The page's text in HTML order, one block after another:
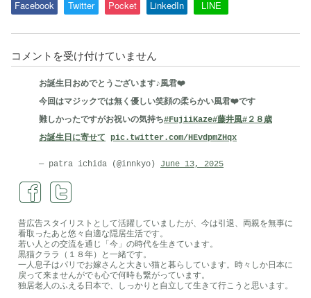
Facebook Twitter Pocket LinkedIn LINE
リ
は
３
人
で
運
動・・・
は
コメントを受け付けていません
お誕生日おめでとうございます♪風君❤️
今回はマジックでは無く優しい笑顔の柔らかい風君❤️です
難しかったですがお祝いの気持ち#FujiiKaze#藤井風#２８歳
お誕生日に寄せて pic.twitter.com/HEvdpmZHqx
— patra ichida (@innkyo) June 13, 2025
昔広告スタイリストとして活躍していましたが、今は引退、両親を無事に
看取ったあと悠々自適な隠居生活です。
若い人との交流を通じ「今」の時代を生きています。
黒猫クララ（１８年）と一緒です。
一人息子はパリでお嫁さんと大きい猫と暮らしています。時々しか日本に
戻って来ませんがでも心で何時も繋がっています。
独居老人のふえる日本で、しっかりと自立して生きて行こうと思います。